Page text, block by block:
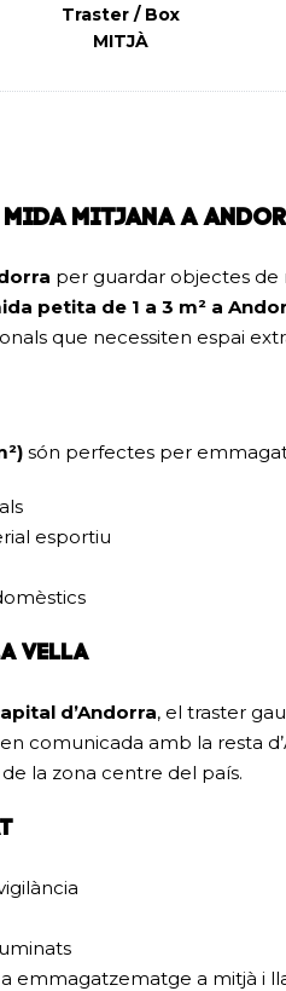
Traster / Box
MITJÀ
MIDA MITJANA A
per guardar objectes de
petita de 1 a 3 m² a
que necessiten espai
són perfectes per
esportiu
VELLA
d’Andorra, el traster
comunicada amb la resta
la zona centre del país.
emmagatzematge a mitjà i